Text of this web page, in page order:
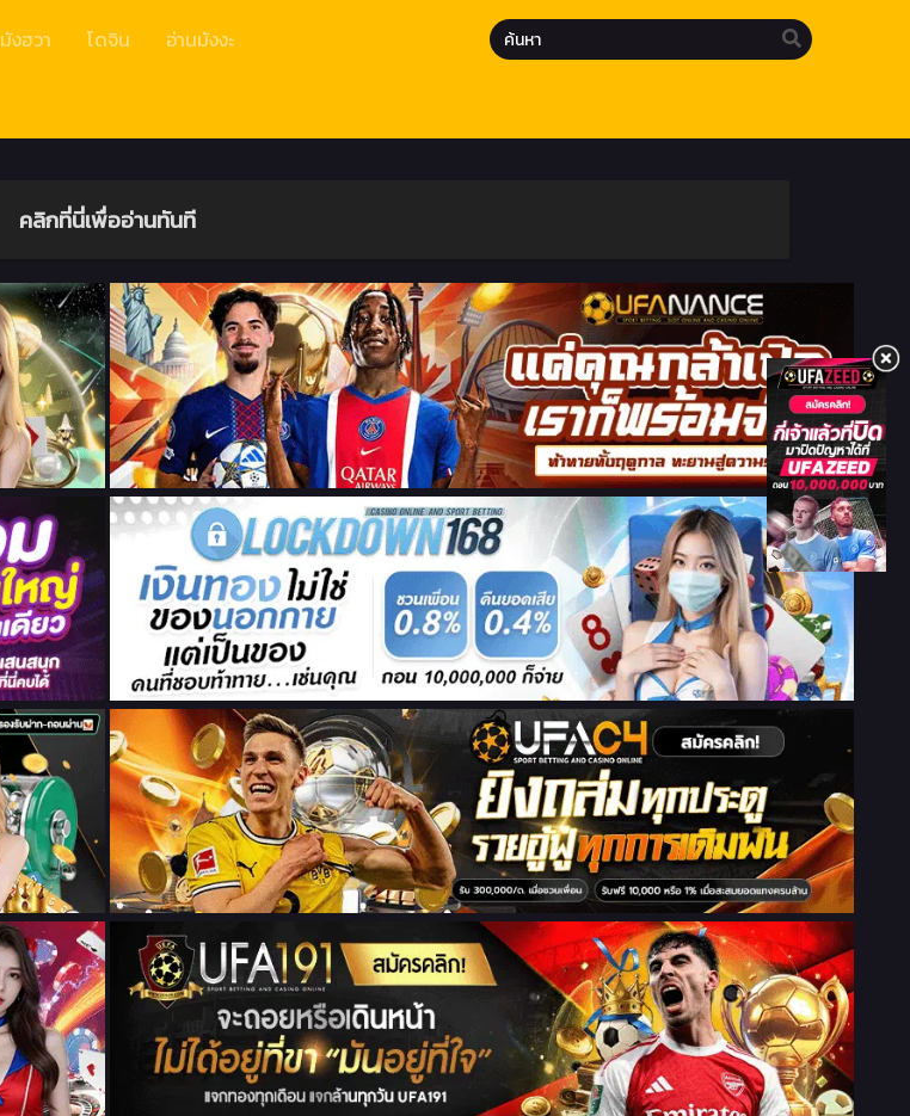
มังฮวา โดจิน อ่านมังงะ
คลิกที่นี่เพื่ออ่านทันที